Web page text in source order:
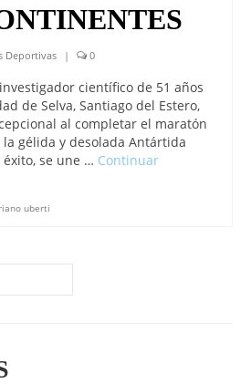
Deportivas | 0
científico de 51 años
de Selva, Santiago del Estero,
al completar el maratón
gélida y desolada Antártida
se une … Continuar
uberti